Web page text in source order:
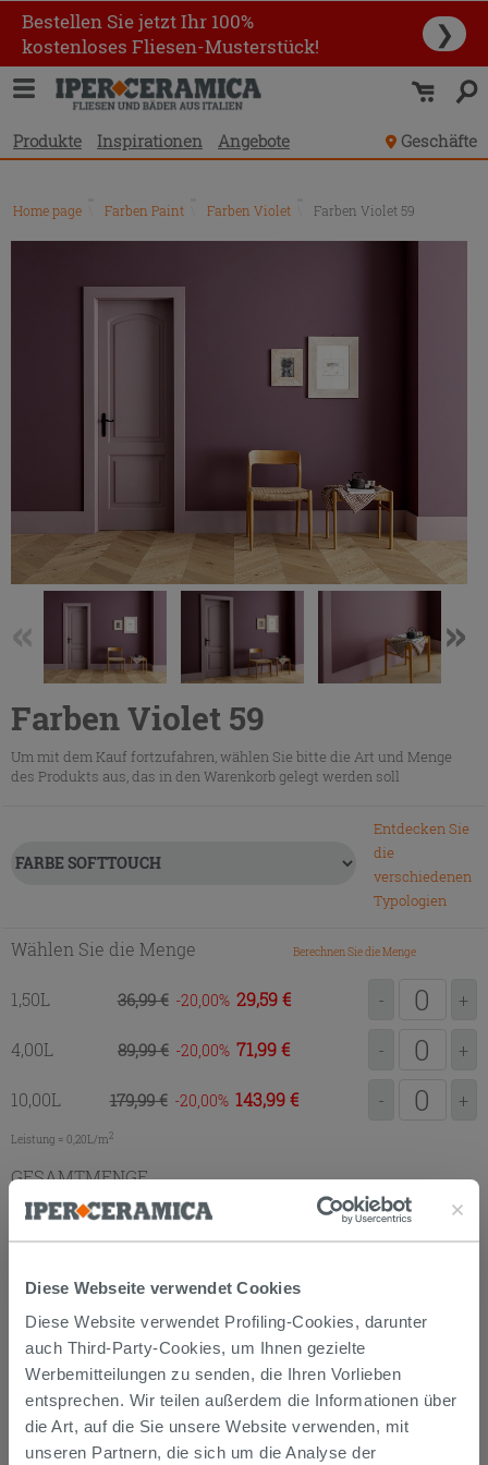
Diese Webseite verwendet Cookies
Diese Website verwendet Profiling-Cookies, darunter
auch Third-Party-Cookies, um Ihnen gezielte
Werbemitteilungen zu senden, die Ihren Vorlieben
entsprechen. Wir teilen außerdem die Informationen über
die Art, auf die Sie unsere Website verwenden, mit
unseren Partnern, die sich um die Analyse der
Bestellen Sie jetzt Ihr 100%
kostenloses Fliesen-Musterstück!
❯
Produkte Inspirationen Angebote Geschäfte
Home page Farben Paint Farben Violet Farben Violet 59
Farben Violet 59
Um mit dem Kauf fortzufahren, wählen Sie bitte die Art und Menge
des Produkts aus, das in den Warenkorb gelegt werden soll
Entdecken Sie
die
verschiedenen
Typologien
Wählen Sie die Menge Berechnen Sie die Menge
1,50L 36,99 € -20,00 29,59 € - +
4,00L 89,99 € -20,00 71,99 € - +
10,00L 179,99 € -20,00 143,99 € - +
Leistung = 0,20L/m2
GESAMTMENGE
ZUM EINKAUFSKORB
Paint SoftTouch
DatenblattPaint UltraMatt
DatenblattSmalto Universal